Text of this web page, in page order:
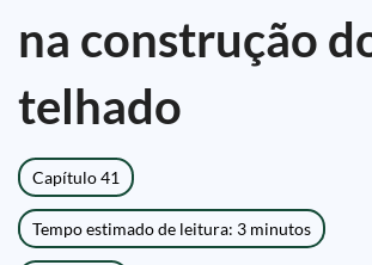
na construção
telhado
Capítulo 41
Tempo estimado de leitura: 3 minutos